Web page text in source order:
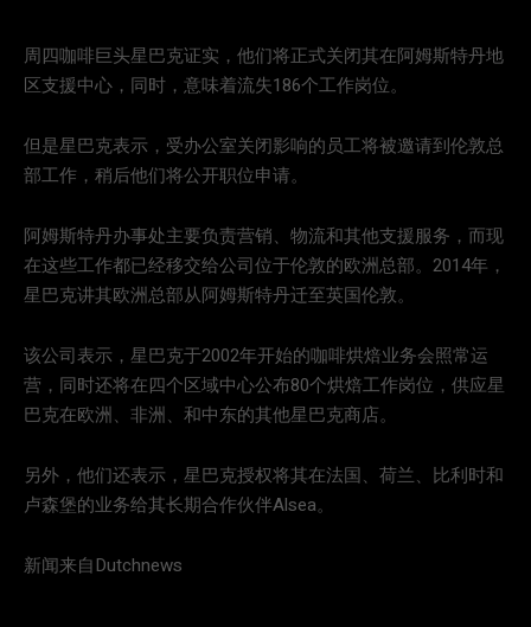
周四咖啡巨头星巴克证实，他们将正式关闭其在阿姆斯特丹地
区支援中心，同时，意味着流失186个工作岗位。
但是星巴克表示，受办公室关闭影响的员工将被邀请到伦敦总
部工作，稍后他们将公开职位申请。
阿姆斯特丹办事处主要负责营销、物流和其他支援服务，而现
在这些工作都已经移交给公司位于伦敦的欧洲总部。2014年，
星巴克讲其欧洲总部从阿姆斯特丹迁至英国伦敦。
该公司表示，星巴克于2002年开始的咖啡烘焙业务会照常运
营，同时还将在四个区域中心公布80个烘焙工作岗位，供应星
巴克在欧洲、非洲、和中东的其他星巴克商店。
另外，他们还表示，星巴克授权将其在法国、荷兰、比利时和
卢森堡的业务给其长期合作伙伴Alsea。
新闻来自Dutchnews